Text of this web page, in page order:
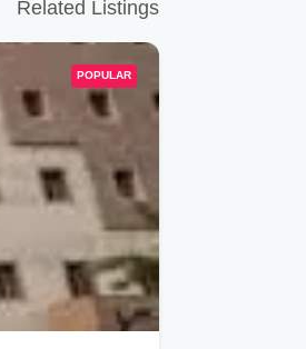
Related Listings
POPULAR